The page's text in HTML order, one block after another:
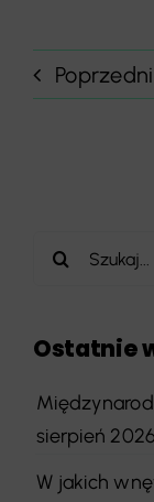
Poprzedni
Szukaj
Ostatnie
sierpień 2026
W jakich